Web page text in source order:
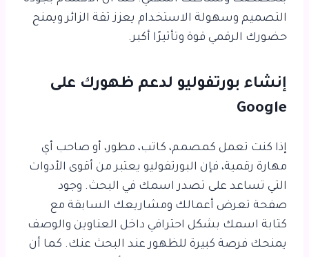
التصميم وسهولة الاستخدام يعزز ثقة الزائر ويمنح
حضورك الرقمي قوة وتأثيرًا أكبر.
إنشاء بورتفوليو لدعم ظهورك على
Google
إذا كنت تعمل كمصمم، كاتب، مطور، أو صاحب أي
مهارة رقمية، فإن البورتفوليو يعتبر من أقوى الأدوات
التي تساعد على تصدر اسمك في البحث. وجود
صفحة تعرض أعمالك ومشاريعك السابقة مع
كتابة اسمك بشكل احترافي داخل العناوين والوصف
يمنحك فرصة كبيرة للظهور عند البحث عنك. كما أن